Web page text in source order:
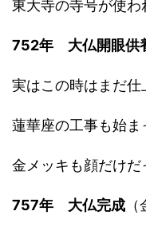
東大寺の寺号が使わ
752年 大仏開眼供
実はこの時はまだ仕
蓮華座の工事も始ま
金メッキも顔だけだ
757年 大仏完成